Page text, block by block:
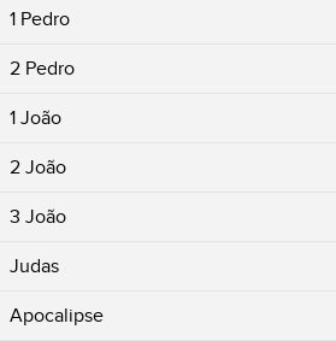
1 Pedro
2 Pedro
1 João
2 João
3 João
Judas
Apocalipse